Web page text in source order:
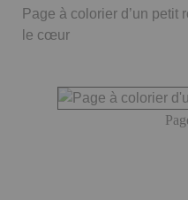
Page à colorier d’un
le cœur